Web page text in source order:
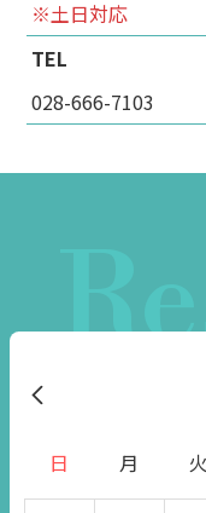
※土日対応
TEL
028-666-7103
日 月 火